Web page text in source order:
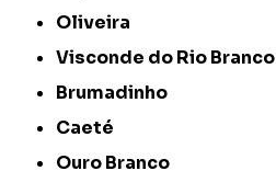
Oliveira
Visconde do Rio Branco
Brumadinho
Caeté
Ouro Branco